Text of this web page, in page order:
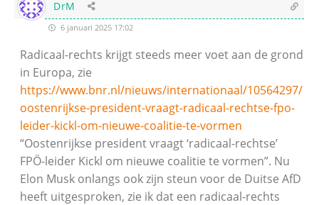
DrM
6 januari 2025 17:02
Radicaal-rechts krijgt steeds meer voet aan de grond
in Europa, zie
https://www.bnr.nl/nieuws/internationaal/10564297/
oostenrijkse-president-vraagt-radicaal-rechtse-fpo-
leider-kickl-om-nieuwe-coalitie-te-vormen
“Oostenrijkse president vraagt ‘radicaal-rechtse’
FPÖ-leider Kickl om nieuwe coalitie te vormen”. Nu
Elon Musk onlangs ook zijn steun voor de Duitse AfD
heeft uitgesproken, zie ik dat een radicaal-rechts